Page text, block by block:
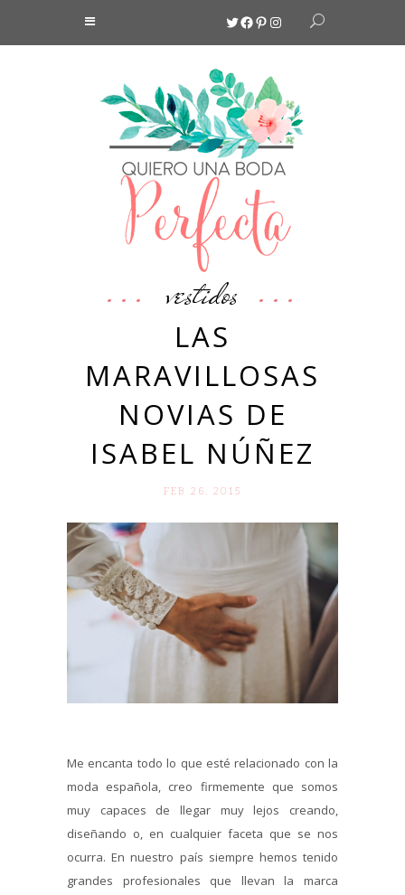
Twitter
Facebook
Pinterest
Instagram
vestidos
LAS
MARAVILLOSAS
NOVIAS DE
ISABEL NÚÑEZ
FEB 26. 2015
Me encanta todo lo que esté relacionado con la
moda española, creo firmemente que somos
muy capaces de llegar muy lejos creando,
diseñando o, en cualquier faceta que se nos
ocurra. En nuestro país siempre hemos tenido
grandes profesionales que llevan la marca